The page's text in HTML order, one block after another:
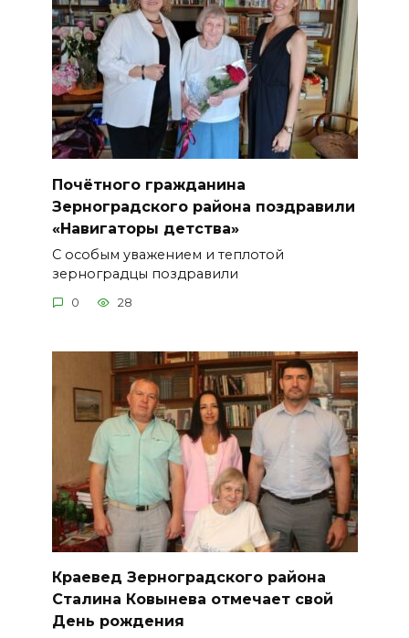
Почётного гражданина
Зерноградского района поздравили
«Навигаторы детства»
С особым уважением и теплотой
зерноградцы поздравили
0 28
Краевед Зерноградского района
Сталина Ковынева отмечает свой
День рождения